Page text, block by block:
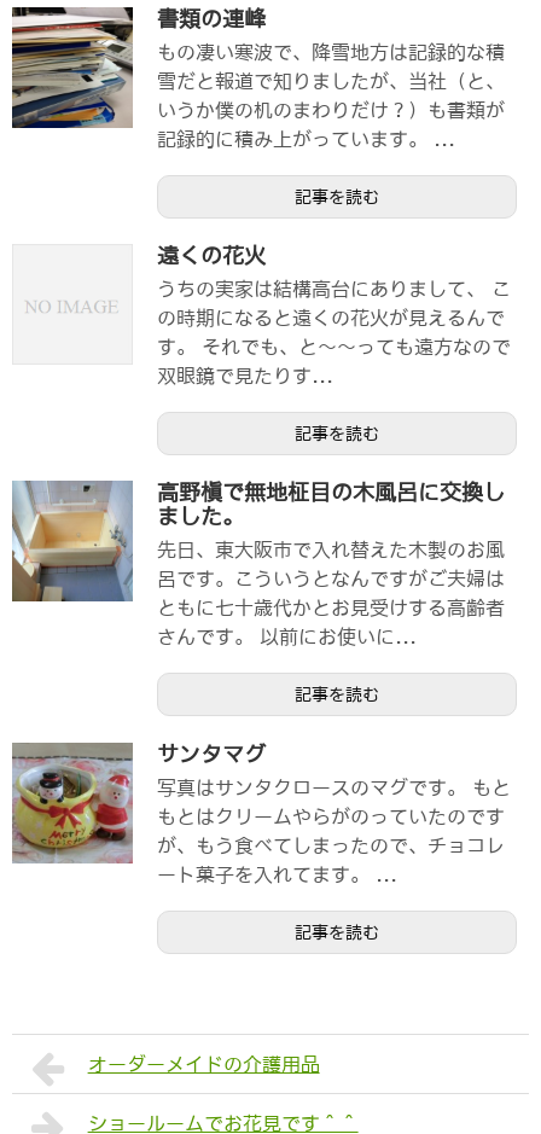
書類の連峰
もの凄い寒波で、降雪地方は記録的な積
雪だと報道で知りましたが、当社（と、
いうか僕の机のまわりだけ？）も書類が
記録的に積み上がっています。 ...
記事を読む
遠くの花火
うちの実家は結構高台にありまして、 こ
の時期になると遠くの花火が見えるんで
す。 それでも、と～～っても遠方なので
双眼鏡で見たりす...
記事を読む
高野槇で無地柾目の木風呂に交換し
ました。
先日、東大阪市で入れ替えた木製のお風
呂です。こういうとなんですがご夫婦は
ともに七十歳代かとお見受けする高齢者
さんです。 以前にお使いに...
記事を読む
サンタマグ
写真はサンタクロースのマグです。 もと
もとはクリームやらがのっていたのです
が、もう食べてしまったので、チョコレ
ート菓子を入れてます。 ...
記事を読む
オーダーメイドの介護用品
ショールームでお花見です＾＾